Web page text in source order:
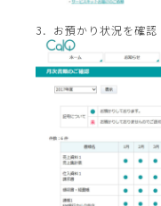
3．お預かり状況を確認